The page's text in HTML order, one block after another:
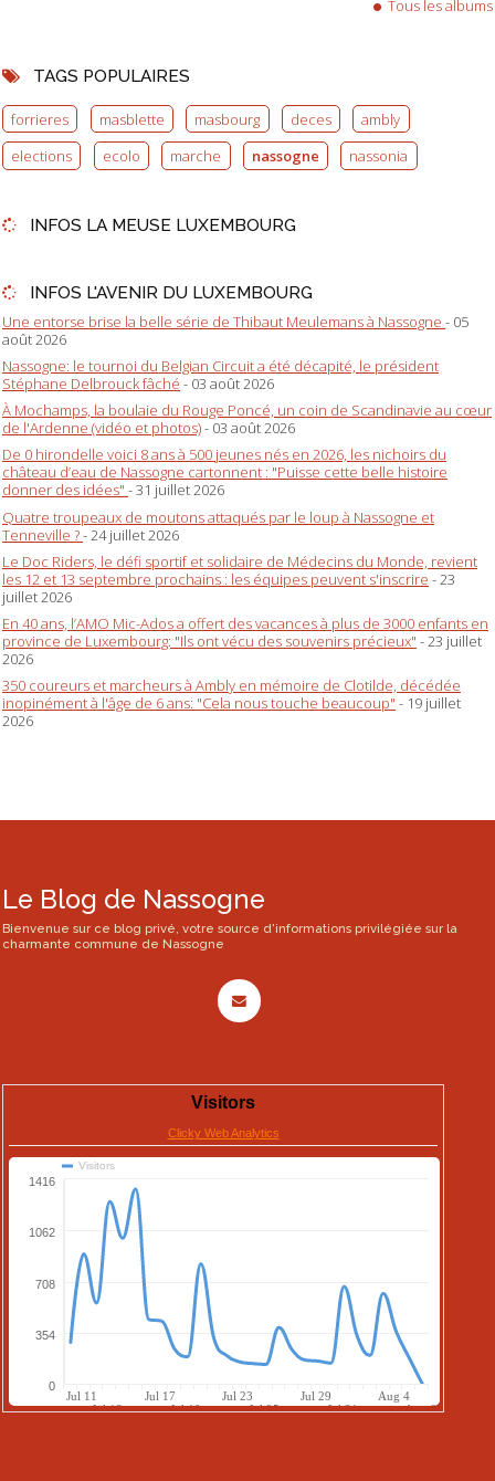
Tous les albums
TAGS POPULAIRES
forrieres masblette masbourg deces
ambly
elections
ecolo marche nassogne nassonia
INFOS LA MEUSE LUXEMBOURG
INFOS L'AVENIR DU LUXEMBOURG
Une entorse brise la belle série de Thibaut Meulemans à Nassogne - 05
août 2026
Nassogne: le tournoi du Belgian Circuit a été décapité, le président
Stéphane Delbrouck fâché - 03 août 2026
À Mochamps, la boulaie du Rouge Poncé, un coin de Scandinavie au cœur
de l'Ardenne (vidéo et photos)- 03 août 2026
De 0 hirondelle voici 8 ans à 500 jeunes nés en 2026, les nichoirs du
château d’eau de Nassogne cartonnent : "Puisse cette belle histoire
donner des idées" - 31 juillet 2026
Quatre troupeaux de moutons attaqués par le loup à Nassogne et
Tenneville ?- 24 juillet 2026
Le Doc Riders, le défi sportif et solidaire de Médecins du Monde, revient
les 12 et 13 septembre prochains : les équipes peuvent s'inscrire - 23
juillet 2026
En 40 ans, l’AMO Mic-Ados a offert des vacances à plus de 3000 enfants en
province de Luxembourg: "Ils ont vécu des souvenirs précieux" - 23 juillet
2026
350 coureurs et marcheurs à Ambly en mémoire de Clotilde, décédée
inopinément à l'âge de 6 ans: "Cela nous touche beaucoup" - 19 juillet
2026
Le Blog de Nassogne
Bienvenue sur ce blog privé, votre source d'informations privilégiée sur la
charmante commune de Nassogne